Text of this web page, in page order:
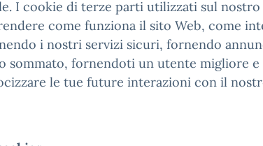
I cookie di terze parti utilizzati sul nostro
come funziona il sito Web, come
i nostri servizi sicuri, fornendo
sommato, fornendoti un utente migliore
le tue future interazioni con il